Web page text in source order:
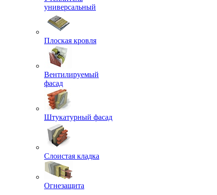
универсальный
Плоская кровля
Вентилируемый
фасад
Штукатурный фасад
Слоистая кладка
Огнезащита